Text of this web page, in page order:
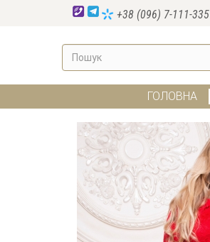
+38 (096) 7-111-335
ГОЛОВНА